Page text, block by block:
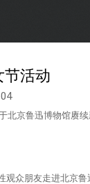
节活动
京鲁迅博物馆赓
众朋友走进北京